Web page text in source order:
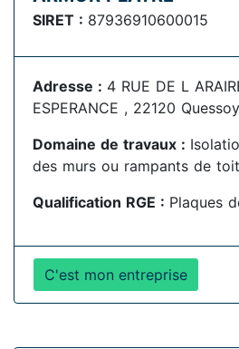
SIRET : 87936910600015
Adresse : 4 RUE DE L
ESPERANCE , 22120 Quessoy
Domaine de travaux :
des murs ou rampants de
Qualification RGE : Plaques
C'est mon entreprise